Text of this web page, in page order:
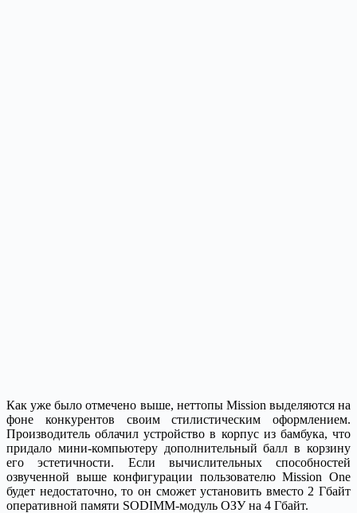
Как уже было отмечено выше, неттопы Mission выделяются на
фоне конкурентов своим стилистическим оформлением.
Производитель облачил устройство в корпус из бамбука, что
придало мини-компьютеру дополнительный балл в корзину
его эстетичности. Если вычислительных способностей
озвученной выше конфигурации пользователю Mission One
будет недостаточно, то он сможет установить вместо 2 Гбайт
оперативной памяти SODIMM-модуль ОЗУ на 4 Гбайт.